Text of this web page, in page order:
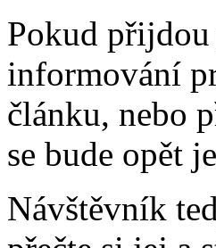
Pokud
informování
článku, nebo
se bude opět
Návštěvník